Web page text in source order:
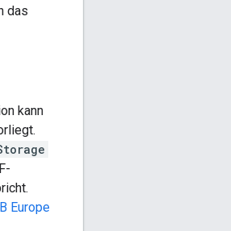
das
kann
Europe